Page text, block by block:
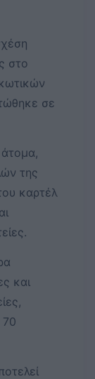
στο
σε
της
καρτέλ
και
70